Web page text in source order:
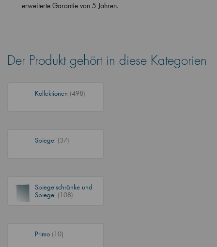
erweiterte Garantie von 5 Jahren.
Der Produkt gehört in diese Kategorien
Kollektionen (498)
Spiegel (37)
Spiegelschränke und
Spiegel (108)
Primo (10)